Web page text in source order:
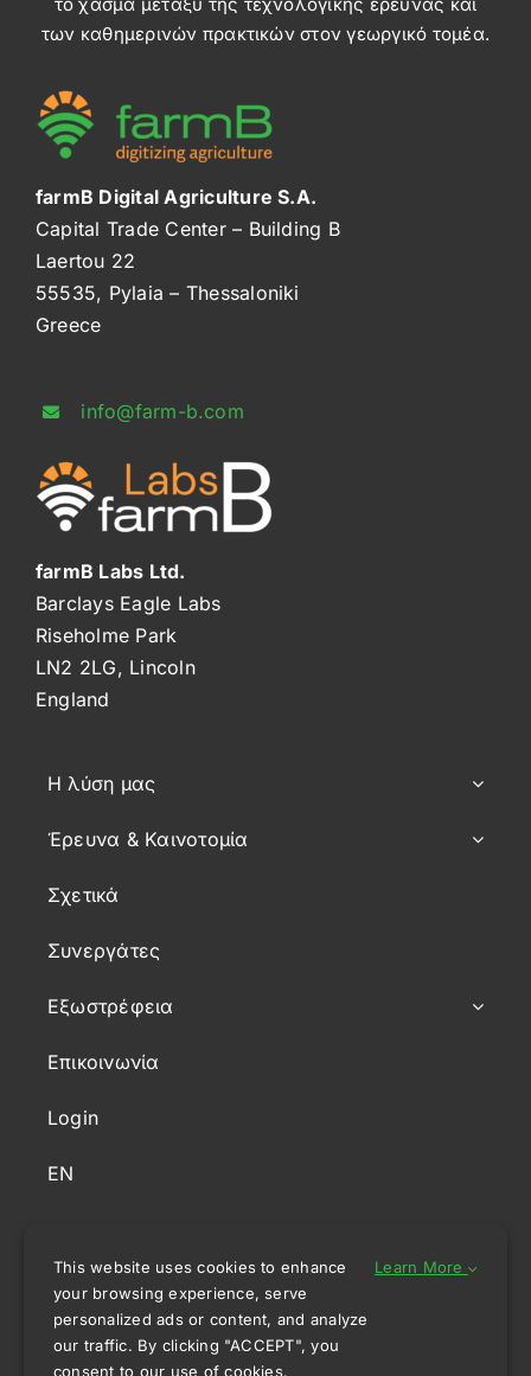
των καθημερινών πρακτικών στον γεωργικό τομέα.
farmB Digital Agriculture S.A.
Capital Trade Center – Building B
Laertou 22
55535, Pylaia – Thessaloniki
Greece
info@farm-b.com
farmB Labs Ltd.
Barclays Eagle Labs
Riseholme Park
LN2 2LG, Lincoln
England
Η λύση μας
Έρευνα & Καινοτομία
Σχετικά
Συνεργάτες
Εξωστρέφεια
Επικοινωνία
Login
EN
Πολιτική Απορρήτου
This website uses cookies to enhance
your browsing experience, serve
personalized ads or content, and analyze
our traffic. By clicking "ACCEPT", you
consent to our use of cookies.
Learn More